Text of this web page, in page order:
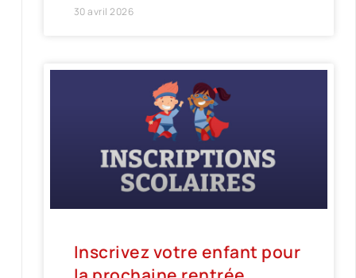
30 avril 2026
Inscrivez votre enfant pour